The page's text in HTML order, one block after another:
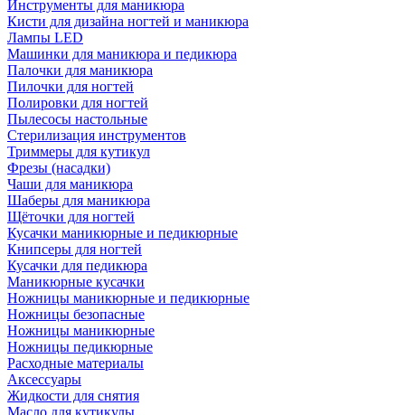
Инструменты для маникюра
Кисти для дизайна ногтей и маникюра
Лампы LED
Машинки для маникюра и педикюра
Палочки для маникюра
Пилочки для ногтей
Полировки для ногтей
Пылесосы настольные
Стерилизация инструментов
Триммеры для кутикул
Фрезы (насадки)
Чаши для маникюра
Шаберы для маникюра
Щёточки для ногтей
Кусачки маникюрные и педикюрные
Книпсеры для ногтей
Кусачки для педикюра
Маникюрные кусачки
Ножницы маникюрные и педикюрные
Ножницы безопасные
Ножницы маникюрные
Ножницы педикюрные
Расходные материалы
Аксессуары
Жидкости для снятия
Масло для кутикулы